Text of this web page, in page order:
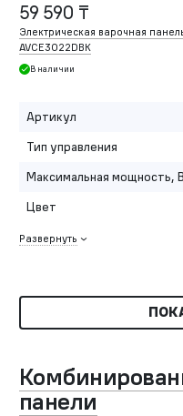
59 590 ₸
Электрическая варочная
AVCE3022DBK
В наличии
Артикул
Тип управления
Максимальная мощность,
Цвет
Развернуть
панели